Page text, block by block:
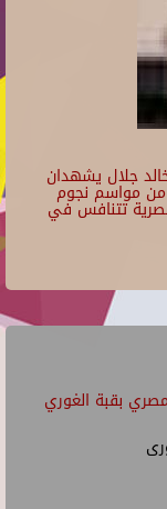
جلال يشهدان
من مواسم نجوم
المصرية تتنافس في
بقبة الغوري